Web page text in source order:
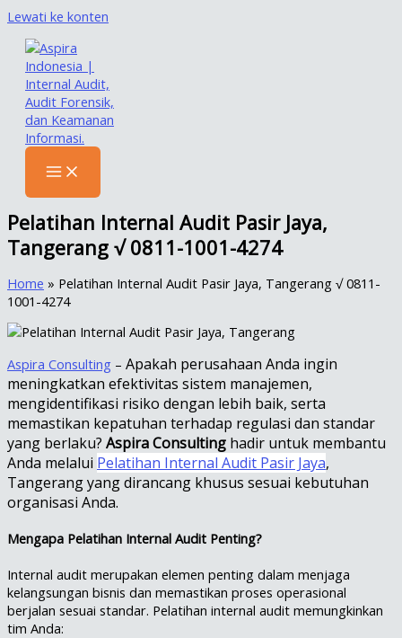
Lewati ke konten
Pelatihan Internal Audit Pasir Jaya,
Tangerang √ 0811-1001-4274
Home » Pelatihan Internal Audit Pasir Jaya, Tangerang √ 0811-
1001-4274
Aspira Consulting – Apakah perusahaan Anda ingin
meningkatkan efektivitas sistem manajemen,
mengidentifikasi risiko dengan lebih baik, serta
memastikan kepatuhan terhadap regulasi dan standar
yang berlaku? Aspira Consulting hadir untuk membantu
Anda melalui Pelatihan Internal Audit Pasir Jaya,
Tangerang yang dirancang khusus sesuai kebutuhan
organisasi Anda.
Mengapa Pelatihan Internal Audit Penting?
Internal audit merupakan elemen penting dalam menjaga
kelangsungan bisnis dan memastikan proses operasional
berjalan sesuai standar. Pelatihan internal audit memungkinkan
tim Anda: